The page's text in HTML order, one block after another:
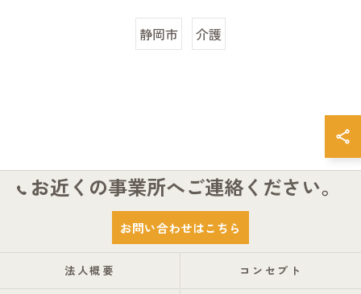
静岡市 介護
お近くの事業所へご連絡ください。
お問い合わせはこちら
法人概要 コンセプト